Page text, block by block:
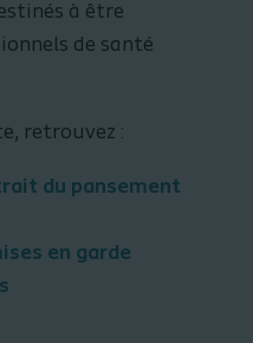
à être
de santé
retrouvez :
du pansement
en garde